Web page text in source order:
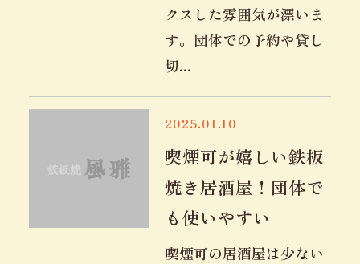
クスした雰囲気が漂いま
す。団体での予約や貸し
切...
2025.01.10
喫煙可が嬉しい鉄板
焼き居酒屋！団体で
も使いやすい
喫煙可の居酒屋は少ない